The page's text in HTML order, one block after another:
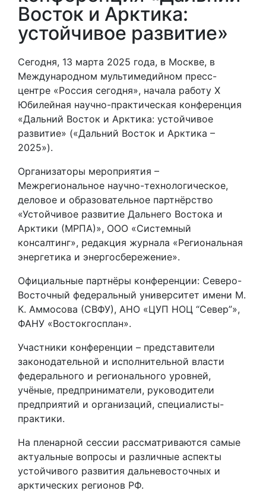
Восток и Арктика:
устойчивое развитие»
Сегодня, 13 марта 2025 года, в Москве, в
Международном мультимедийном пресс-
центре «Россия сегодня», начала работу X
Юбилейная научно-практическая конференция
«Дальний Восток и Арктика: устойчивое
развитие» («Дальний Восток и Арктика –
2025»).
Организаторы мероприятия –
Межрегиональное научно-технологическое,
деловое и образовательное партнёрство
«Устойчивое развитие Дальнего Востока и
Арктики (МРПА)», ООО «Системный
консалтинг», редакция журнала «Региональная
энергетика и энергосбережение».
Официальные партнёры конференции: Северо-
Восточный федеральный университет имени М.
К. Аммосова (СВФУ), АНО «ЦУП НОЦ “Север”»,
ФАНУ «Востокгосплан».
Участники конференции – представители
законодательной и исполнительной власти
федерального и регионального уровней,
учёные, предприниматели, руководители
предприятий и организаций, специалисты-
практики.
На пленарной сессии рассматриваются самые
актуальные вопросы и различные аспекты
устойчивого развития дальневосточных и
арктических регионов РФ.